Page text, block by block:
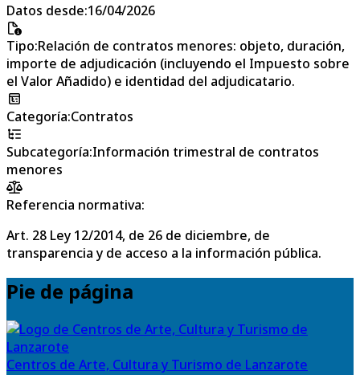
Datos desde:16/04/2026
Tipo:Relación de contratos menores: objeto, duración,
importe de adjudicación (incluyendo el Impuesto sobre
el Valor Añadido) e identidad del adjudicatario.
Categoría:Contratos
Subcategoría:Información trimestral de contratos
menores
Referencia normativa:
Art. 28 Ley 12/2014, de 26 de diciembre, de
transparencia y de acceso a la información pública.
Pie de página
Centros de Arte, Cultura y Turismo de Lanzarote